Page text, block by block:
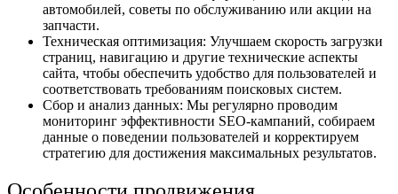
автомобилей, советы по обслуживанию или акции на
запчасти.
Техническая оптимизация: Улучшаем скорость загрузки
страниц, навигацию и другие технические аспекты
сайта, чтобы обеспечить удобство для пользователей и
соответствовать требованиям поисковых систем.
Сбор и анализ данных: Мы регулярно проводим
мониторинг эффективности SEO-кампаний, собираем
данные о поведении пользователей и корректируем
стратегию для достижения максимальных результатов.